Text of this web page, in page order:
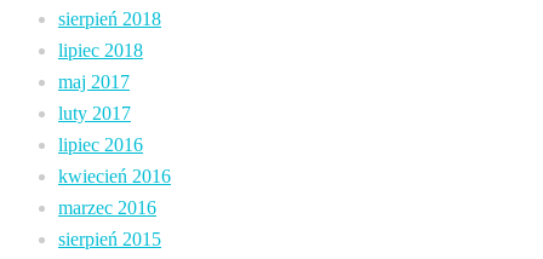
sierpień 2018
lipiec 2018
maj 2017
luty 2017
lipiec 2016
kwiecień 2016
marzec 2016
sierpień 2015